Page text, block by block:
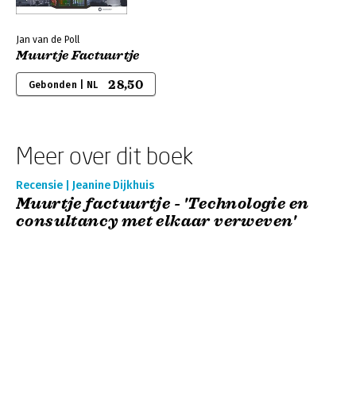
Jan van de Poll
Muurtje Factuurtje
Gebonden | NL 28,50
Meer over dit boek
Recensie | Jeanine Dijkhuis
Muurtje factuurtje - 'Technologie en
consultancy met elkaar verweven'